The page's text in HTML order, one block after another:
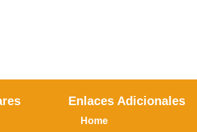
Enlaces Adicionales
Home